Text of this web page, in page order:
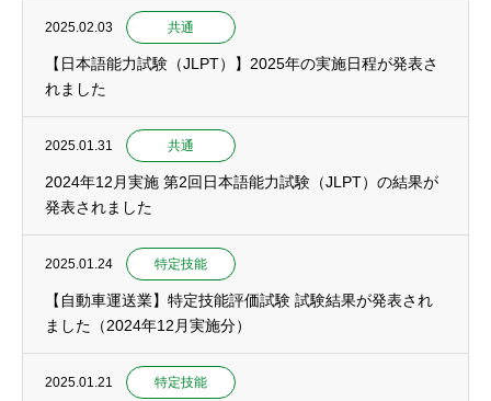
2025.02.03 共通
【日本語能力試験（JLPT）】2025年の実施日程が発表さ
れました
2025.01.31 共通
2024年12月実施 第2回日本語能力試験（JLPT）の結果が
発表されました
2025.01.24 特定技能
【自動車運送業】特定技能評価試験 試験結果が発表され
ました（2024年12月実施分）
2025.01.21 特定技能